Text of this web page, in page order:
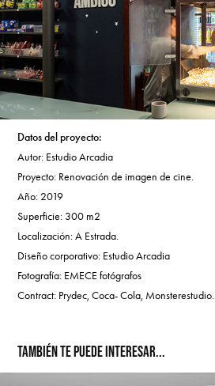
Dato​​​​​​​s del proyecto:
Autor: Estudio Arcadia
Proyecto: Renovación de imagen de cine.
Año: 2019
Superficie: 300 m2
Localización: A Estrada.
Diseño corporativo: Estudio Arcadia
Fotografía: EMECE fotógrafos
Contract: Prydec, Coca- Cola, Monsterestudio.
TAMBIÉN TE PUEDE INTERESAR...